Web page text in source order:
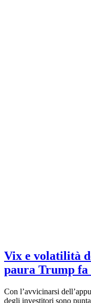
Vix e volatilità
paura Trump fa
Con l’avvicinarsi
degli investitori sono